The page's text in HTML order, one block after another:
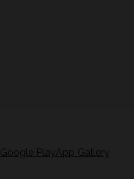
Google PlayApp Gallery